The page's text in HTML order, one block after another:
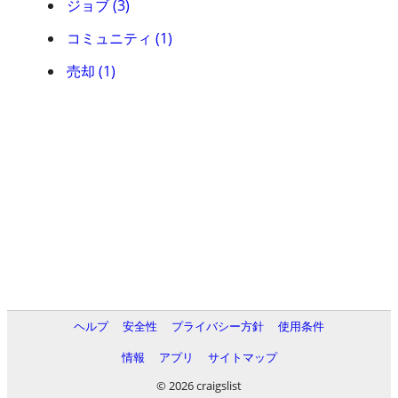
ジョブ (3)
コミュニティ (1)
売却 (1)
ヘルプ 安全性 プライバシー方針
使用条件
情報
アプリ
サイトマップ
© 2026 craigslist